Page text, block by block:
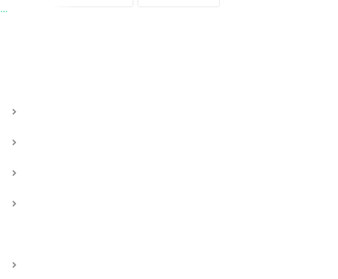
Soptunnor, Sopkärl & Sopsorteringskärl